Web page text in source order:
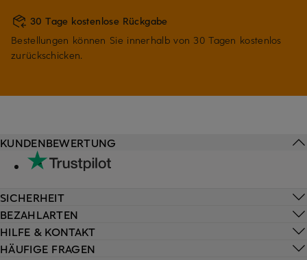
30 Tage kostenlose Rückgabe
Bestellungen können Sie innerhalb von 30 Tagen kostenlos
zurückschicken.
HILFE & KONTAKT
HÄUFIGE FRAGEN
KUNDENBEWERTUNG
SICHERHEIT
BEZAHLARTEN